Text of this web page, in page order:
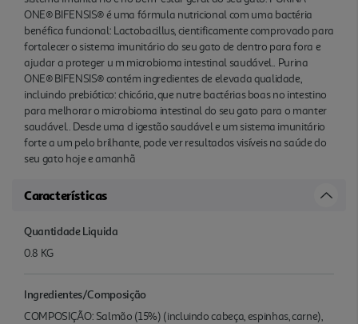
ONE® BIFENSIS® é uma fórmula nutricional com uma bactéria
benéfica funcional: Lactobacillus, cientificamente comprovado para
fortalecer o sistema imunitário do seu gato de dentro para fora e
ajudar a proteger u m microbioma intestinal saudável.. Purina
ONE® BIFENSIS® contém ingredientes de elevada qualidade,
incluindo prebiótico: chicória, que nutre bactérias boas no intestino
para melhorar o microbioma intestinal do seu gato para o manter
saudável.. Desde uma d igestão saudável e um sistema imunitário
forte a um pelo brilhante, pode ver resultados visíveis na saúde do
seu gato hoje e amanhã
Características
Quantidade Liquida
0.8 KG
Ingredientes/Composição
COMPOSIÇÃO: Salmão (15%) (incluindo cabeça, espinhas, carne),